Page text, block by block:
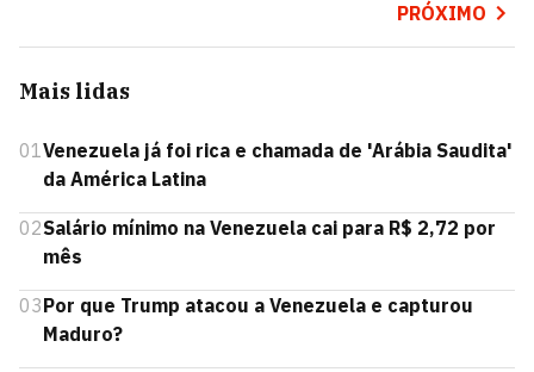
PRÓXIMO
Mais lidas
01Venezuela já foi rica e chamada de 'Arábia Saudita'
da América Latina
02Salário mínimo na Venezuela cai para R$ 2,72 por
mês
03Por que Trump atacou a Venezuela e capturou
Maduro?